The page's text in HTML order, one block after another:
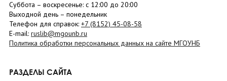
Суббота – воскресенье: c 12:00 до 20:00
Выходной день – понедельник
Телефон для справок: +7 (8152) 45-08-58
E-mail: ruslib@mgounb.ru
Политика обработки персональных данных на сайте МГОУНБ
РАЗДЕЛЫ САЙТА